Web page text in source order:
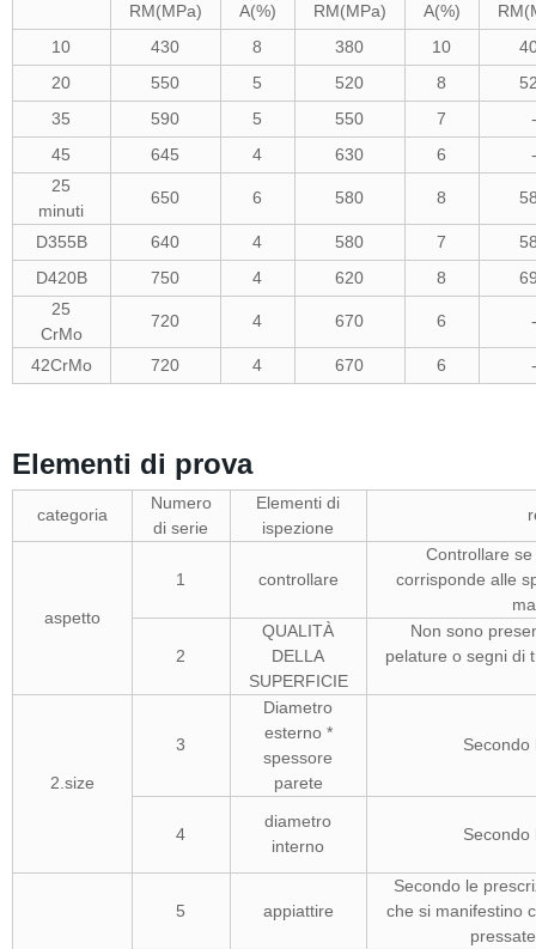
RM(MPa)
A(%) RM(MPa) A(%)
10
430 8 380 10
20
550 5 520 8
35
590 5 550 7
-
45
645 4 630 6
-
25
minuti
650 6 580 8
D355B 640 4 580 7
D420B
750 4 620 8
25
CrMo
720 4 670 6 -
42CrMo 720 4 670 6 -
Elementi di prova
categoria
Numero
di serie
Elementi di
ispezione
aspetto
1 controllare
Controllare
corrisponde alle
2
QUALITÀ
DELLA
SUPERFICIE
Non sono
pelature o segni di
2.size
3
Diametro
esterno *
spessore
parete
Secondo
4
diametro
interno
Secondo
5 appiattire
Secondo le
che si manifestino